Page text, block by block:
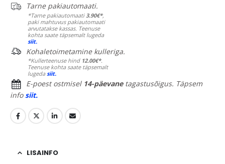
Tarne pakiautomaati.
*Tarne pakiautomaati 3.90€*,
paki mahtuvus pakiautomaati
arvutatakse kassas. Teenuse
kohta saate täpsemalt lugeda
siit.
Kohaletoimetamine kulleriga.
*Kullerteenuse hind 12.00€*.
Teenuse kohta saate täpsemalt
lugedasiit.
E-poest ostmisel 14-päevanetagastusõigus. Täpsem
infosiit.
LISAINFO